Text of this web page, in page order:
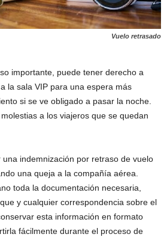
Vuelo retrasado
importante, puede tener derecho a
la sala VIP para una espera más
si se ve obligado a pasar la noche.
a los viajeros que se quedan
indemnización por retraso de vuelo
una queja a la compañía aérea.
toda la documentación necesaria,
y cualquier correspondencia sobre el
esta información en formato
fácilmente durante el proceso de